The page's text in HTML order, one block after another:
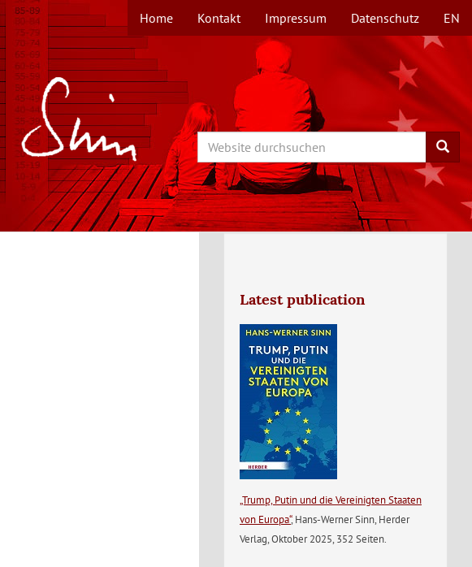
TOPMENÜ
Home Kontakt Impressum Datenschutz EN
Search Search
Latest publication
„Trump, Putin und die Vereinigten Staaten
von Europa“, Hans-Werner Sinn, Herder
Verlag, Oktober 2025, 352 Seiten.